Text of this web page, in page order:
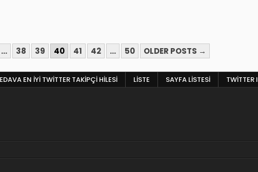
… 38 39 40 41 42 … 50 OLDER POSTS →
EN İYI TWITTER TAKIPÇI HILESI LISTE SAYFA LISTESI TWITTER